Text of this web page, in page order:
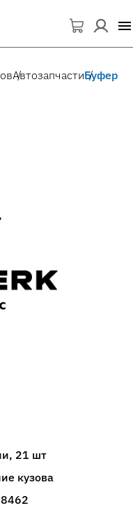
АвтозапчастиБуфер
21 шт
кузова